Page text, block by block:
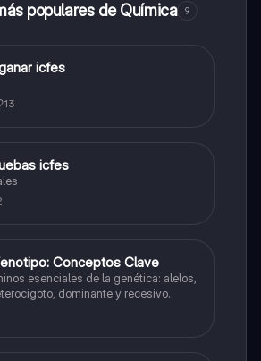
populares de Química 9
icfes
13
icfes
Conceptos Clave
esenciales de la genética: alelos,
dominante y recesivo.